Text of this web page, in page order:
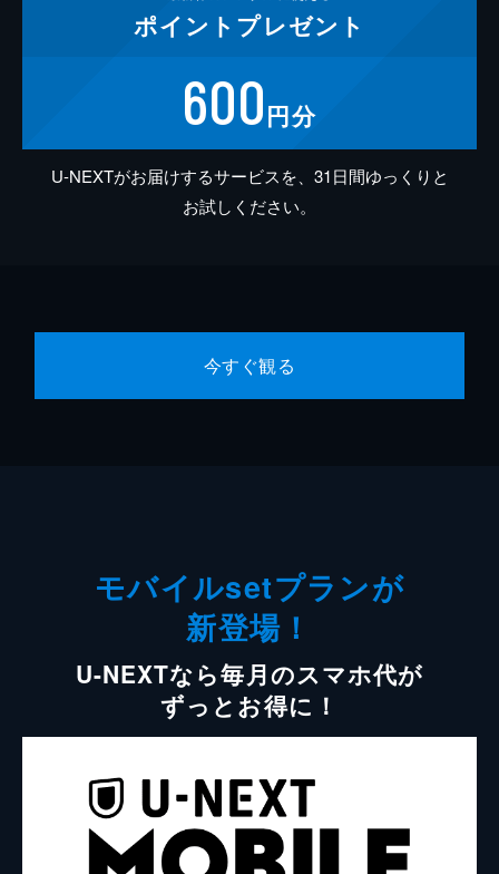
ポイント プレゼント
600円分
U-NEXTがお届けするサービスを、31日間ゆっくりと
お試しください。
今すぐ観る
モバイルsetプランが
新登場！
U-NEXTなら毎月のスマホ代が
ずっとお得に！